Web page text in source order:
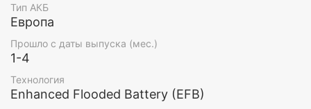
Тип АКБ
Европа
Прошло с даты выпуска (мес.)
1-4
Технология
Enhanced Flooded Battery (EFB)